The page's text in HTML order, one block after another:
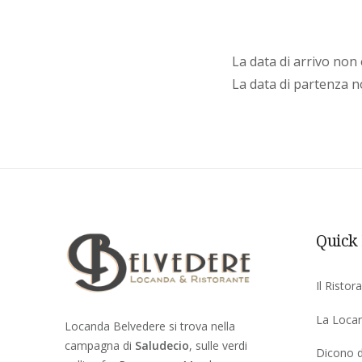
La data di arrivo non
La data di partenza
Locanda Belvedere si trova nella
campagna di Saludecio, sulle verdi
Il
La
Dicono